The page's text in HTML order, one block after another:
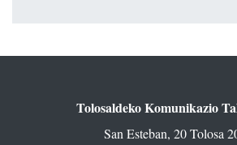
Tolosaldeko Komunikazio
San Esteban, 20 Tolosa